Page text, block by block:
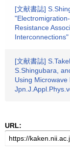
[文献書誌]
Resistance
[文献書誌]
S.Shingubara,
Using
URL: